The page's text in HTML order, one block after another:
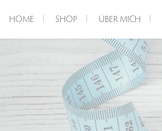
HOME SHOP ÜBER MICH